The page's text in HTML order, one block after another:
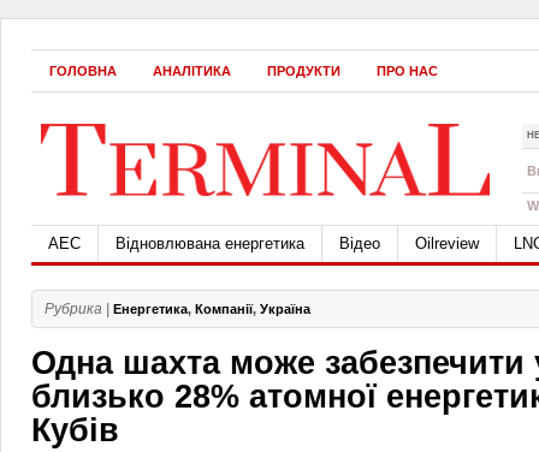
ГОЛОВНА АНАЛІТИКА ПРОДУКТИ ПРО НАС
АЕС Відновлювана енергетика Відео Oilreview
Рубрика | Енергетика, Компанії, Україна
Одна шахта може забезпечити
близько 28% атомної
Кубів